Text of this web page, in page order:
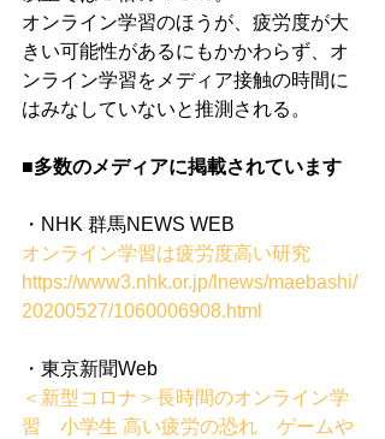
オンライン学習のほうが、疲労度が大
きい可能性があるにもかかわらず、オ
ンライン学習をメディア接触の時間に
はみなしていないと推測される。
■多数のメディアに掲載されています
・NHK 群馬NEWS WEB
オンライン学習は疲労度高い研究
https://www3.nhk.or.jp/lnews/maebashi/
20200527/1060006908.html
・東京新聞Web
＜新型コロナ＞長時間のオンライン学
習　小学生 高い疲労の恐れ　ゲームや